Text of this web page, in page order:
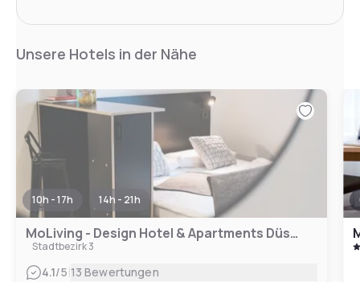
Unsere Hotels in der Nähe
10h - 17h 14h - 21h
MoLiving - Design Hotel & Apartments Düsseldorf-Neuss
Stadtbezirk 3
4.1/5|13 Bewertungen